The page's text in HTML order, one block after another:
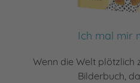
Ich mal mir
Wenn die Welt plötzlich
Bilderbuch,